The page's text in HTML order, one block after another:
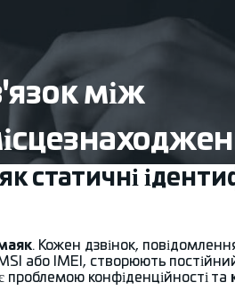
між
статичні
. Кожен дзвінок,
або IMEI, створюють
конфіденційності та